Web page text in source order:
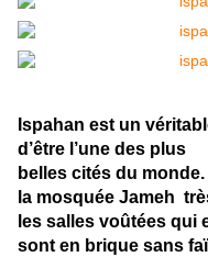
Ispahan est un
d’être l’une des plus
belles cités du monde.
la mosquée Jameh
les salles voûtées qui
sont en brique sans